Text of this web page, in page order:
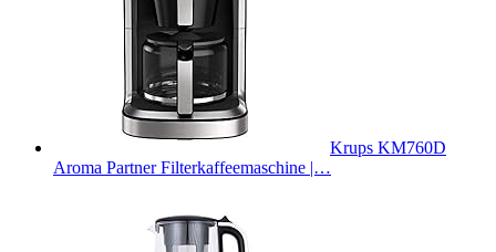
Krups KM760D
Aroma Partner Filterkaffeemaschine |…